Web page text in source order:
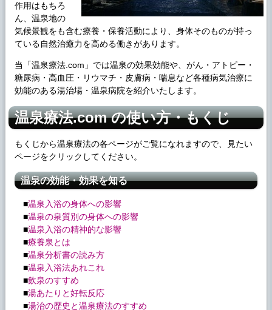
作用はもちろ
ん、温泉地の
気候景観をも含む療養・保養活動により、身体そのものが持っ
ている自然治癒力を高める働きがあります。
当「温泉療法.com」では温泉の効果効能や、がん・アトピー・
糖尿病・高血圧・リウマチ・皮膚病・喘息など各種病気治療に
効能のある湯治場・温泉病院を紹介いたします。
温泉療法.com の使い方・もくじ
もくじから温泉療法の各ページがご覧になれますので、見たい
ページをクリックしてください。
温泉の効能・効果を知る
■温泉入浴の身体への影響
■温泉の泉質別の身体への影響
■温泉入浴の精神的な影響
■療養泉とは
■温泉分析書の読み方
■温泉入浴法あれこれ
■飲泉のすすめ
■湯あたりと好転反応
■湯治の歴史と温泉療法のすすめ